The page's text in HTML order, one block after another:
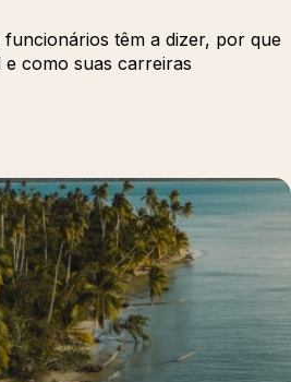
têm a dizer, por que
como suas carreiras